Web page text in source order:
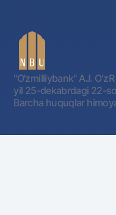
"O'zmilliybank" AJ.
yil 25-dekabrdagi 22-
Barcha huquqlar